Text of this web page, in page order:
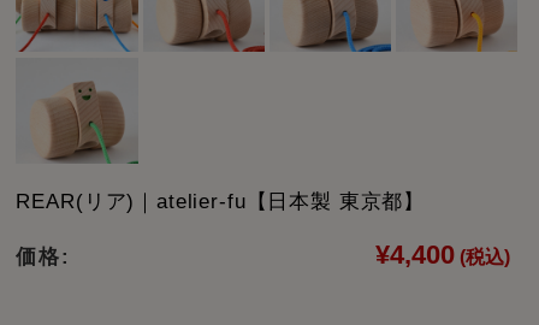
REAR(リア)｜atelier-fu【日本製 東京都】
価格: ¥4,400 (税込)